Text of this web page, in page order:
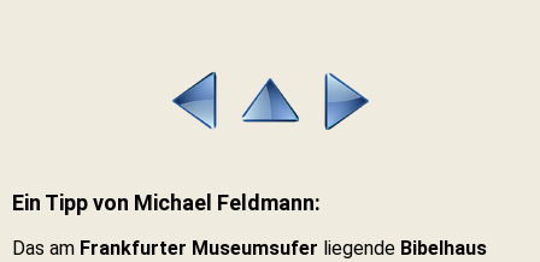
Ein Tipp von Michael Feldmann:
Das am Frankfurter Museumsufer liegende Bibelhaus